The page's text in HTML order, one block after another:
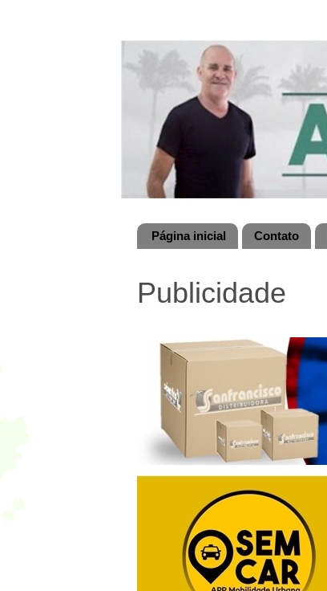
Página inicial Contato
Publicidade